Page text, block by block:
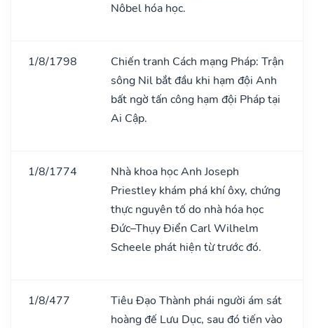
Nôbel hóa học.
1/8/1798
Chiến tranh Cách mạng Pháp: Trận
sông Nil bắt đầu khi hạm đội Anh
bất ngờ tấn công hạm đội Pháp tại
Ai Cập.
1/8/1774
Nhà khoa học Anh Joseph
Priestley khám phá khí ôxy, chứng
thực nguyên tố do nhà hóa học
Đức–Thụy Điển Carl Wilhelm
Scheele phát hiện từ trước đó.
1/8/477
Tiêu Đạo Thành phái người ám sát
hoàng đế Lưu Dục, sau đó tiến vào